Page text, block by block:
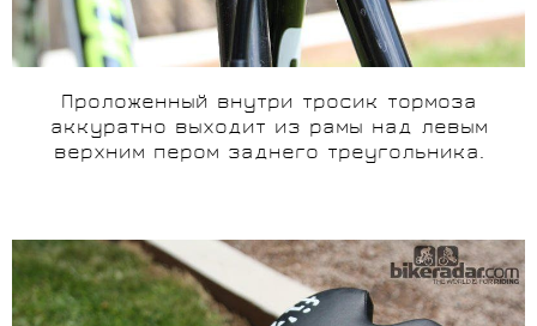
Проложенный внутри тросик тормоза
аккуратно выходит из рамы над левым
верхним пером заднего треугольника.